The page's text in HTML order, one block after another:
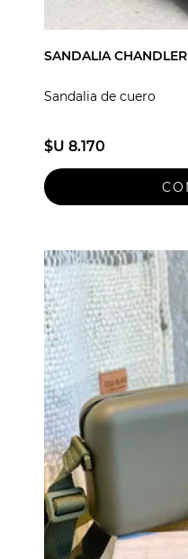
SANDALIA
Sandalia de cuero
$U 8.170